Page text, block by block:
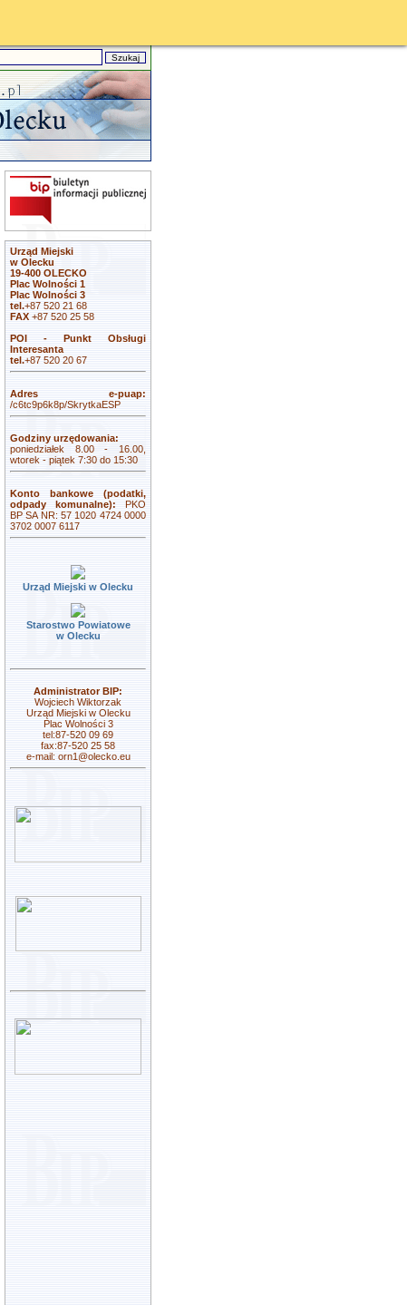
Urząd Miejski
w Olecku
19-400 OLECKO
Plac Wolności 1
Plac Wolności 3
tel.+87 520 21 68
FAX +87 520 25 58
POI - Punkt Obsługi
Interesanta
tel.+87 520 20 67
Adres e-puap:
/c6tc9p6k8p/SkrytkaESP
Godziny urzędowania:
poniedziałek 8.00 - 16.00,
wtorek - piątek 7:30 do 15:30
Konto bankowe (podatki,
odpady komunalne): PKO
BP SA NR: 57 1020 4724 0000
3702 0007 6117
Urząd Miejski w Olecku
Starostwo Powiatowe
w Olecku
Administrator BIP:
Wojciech Wiktorzak
Urząd Miejski w Olecku
Plac Wolności 3
tel:87-520 09 69
fax:87-520 25 58
e-mail: orn1@olecko.eu